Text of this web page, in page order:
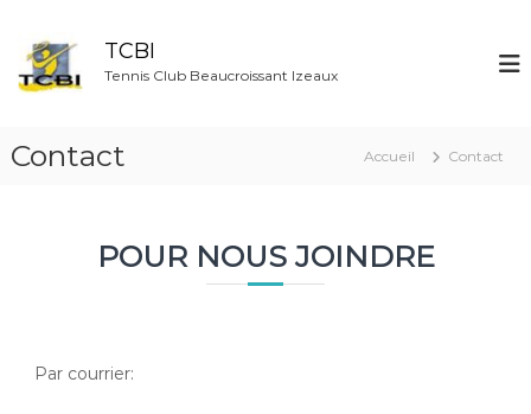
TCBI
Tennis Club Beaucroissant Izeaux
Contact Accueil Contact
POUR NOUS JOINDRE
Par courrier: